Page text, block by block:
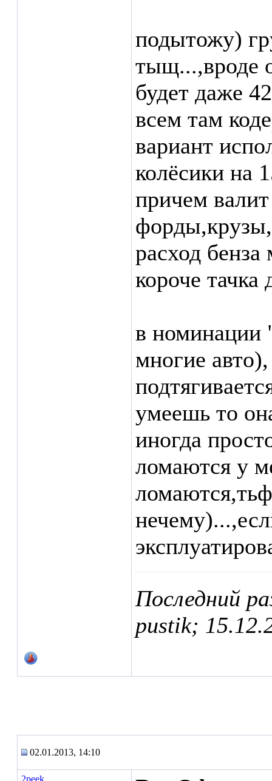
подытожу)
тыщ...,вроде
будет даже
всем там
вариант
колёсики на
причем
расход
короче тачка
в номинации
многие
умеешь то
иногда
ломаются у
Последний
pustik;
02.01.2013, 14:10
2peek